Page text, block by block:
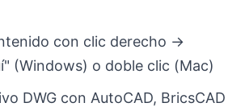
con clic derecho →
(Windows) o doble clic (Mac)
DWG con AutoCAD, BricsCAD